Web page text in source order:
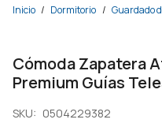
Inicio / Dormitorio / Guardado
Cómoda Zapatera
Premium Guías
SKU: 0504229382